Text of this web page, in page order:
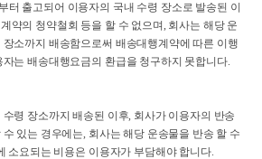
출고되어 이용자의 국내 수령 장소로 발송된 이
약의 청약철회 등을 할 수 없으며, 회사는 해당 운
소까지 배송함으로써 배송대행계약에 따른 이행
는 배송대행요금의 환급을 청구하지 못합니다.
령 장소까지 배송된 이후, 회사가 이용자의 반송
있는 경우에는, 회사는 해당 운송물을 반송 할 수
소요되는 비용은 이용자가 부담해야 합니다.